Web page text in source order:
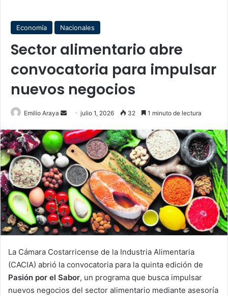
Economía Nacionales
Sector alimentario abre
convocatoria para impulsar
nuevos negocios
Emilio Araya
Send
email
julio 1, 2026 32 1 minuto de lectura
La Cámara Costarricense de la Industria Alimentaria
(CACIA) abrió la convocatoria para la quinta edición de
Pasión por el Sabor, un programa que busca impulsar
nuevos negocios del sector alimentario mediante asesoría